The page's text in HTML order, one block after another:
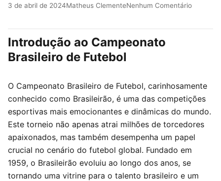
3 de abril de 2024Matheus ClementeNenhum Comentário
Introdução ao Campeonato
Brasileiro de Futebol
O Campeonato Brasileiro de Futebol, carinhosamente
conhecido como Brasileirão, é uma das competições
esportivas mais emocionantes e dinâmicas do mundo.
Este torneio não apenas atrai milhões de torcedores
apaixonados, mas também desempenha um papel
crucial no cenário do futebol global. Fundado em
1959, o Brasileirão evoluiu ao longo dos anos, se
tornando uma vitrine para o talento brasileiro e um